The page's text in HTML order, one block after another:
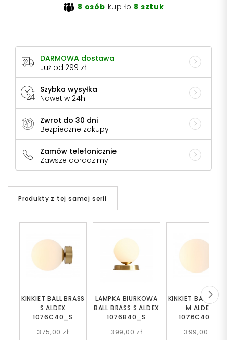
8 osób kupiło 8 sztuk
DARMOWA dostawa
Już od 299 zł
Szybka wysyłka
Nawet w 24h
Zwrot do 30 dni
Bezpieczne zakupy
Zamów telefonicznie
Zawsze doradzimy
Produkty z tej samej serii
LAMPKA BIURKOWA
BALL BRASS S ALDEX
1076B40_S
399,00 zł
KINKIET BALL BRASS
S ALDEX
1076C40_S
375,00 zł
KINKIET BALL
M ALDEX
1076C40_M
399,00 zł